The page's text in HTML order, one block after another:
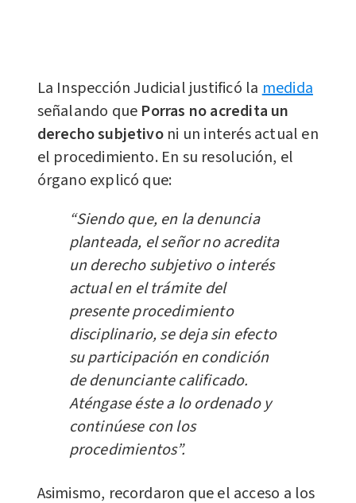
La Inspección Judicial justificó la medida
señalando que Porras no acredita un
derecho subjetivoni un interés actual en
el procedimiento. En su resolución, el
órgano explicó que:
“Siendo que, en la denuncia
planteada, el señor no acredita
un derecho subjetivo o interés
actual en el trámite del
presente procedimiento
disciplinario, se deja sin efecto
su participación en condición
de denunciante calificado.
Aténgase éste a lo ordenado y
continúese con los
procedimientos”.
Asimismo, recordaron que el acceso a los